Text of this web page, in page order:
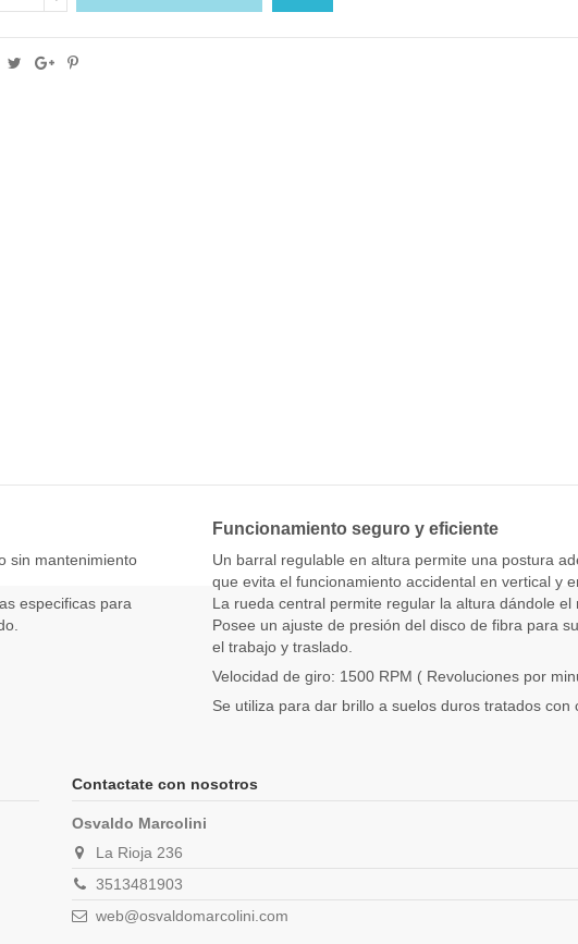
sin mantenimiento
especificas para
Funcionamiento seguro y eficiente
Un barral regulable en altura permite una postura
que evita el funcionamiento accidental en vertical y
La rueda central permite regular la altura dándole
Posee un ajuste de presión del disco de fibra para
el trabajo y traslado.
Velocidad de giro: 1500 RPM ( Revoluciones por
Se utiliza para dar brillo a suelos duros tratados con
Contactate con nosotros
Osvaldo Marcolini
La Rioja 236
3513481903
web@osvaldomarcolini.com